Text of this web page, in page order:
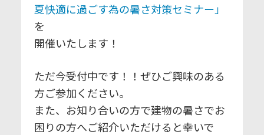
夏快適に過ごす為の暑さ対策セミナー」
を
開催いたします！
ただ今受付中です！！ぜひご興味のある
方ご参加ください。
また、お知り合いの方で建物の暑さでお
困りの方へご紹介いただけると幸いで